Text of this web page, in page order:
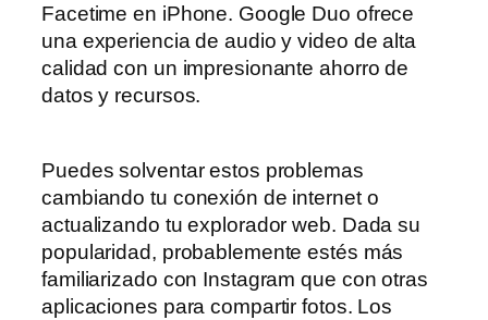
Facetime en iPhone. Google Duo ofrece
una experiencia de audio y video de alta
calidad con un impresionante ahorro de
datos y recursos.
Puedes solventar estos problemas
cambiando tu conexión de internet o
actualizando tu explorador web. Dada su
popularidad, probablemente estés más
familiarizado con Instagram que con otras
aplicaciones para compartir fotos. Los